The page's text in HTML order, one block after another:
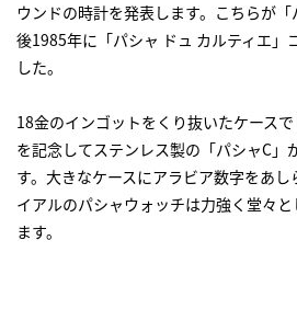
ウンドの時計を発表します。こちらが
後1985年に「パシャ ドュ カルティエ」
した。
18金のインゴットをくり抜いたケース
を記念してステンレス製の「パシャC」
す。大きなケースにアラビア数字をあ
イアルのパシャウォッチは力強く堂々
ます。